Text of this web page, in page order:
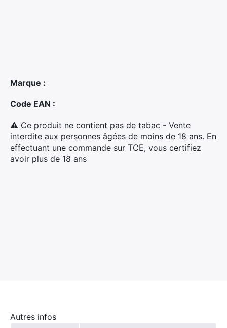
Marque :
Code EAN :
⚠ Ce produit ne contient pas de tabac - Vente
interdite aux personnes âgées de moins de 18 ans. En
effectuant une commande sur TCE, vous certifiez
avoir plus de 18 ans
Autres infos
×